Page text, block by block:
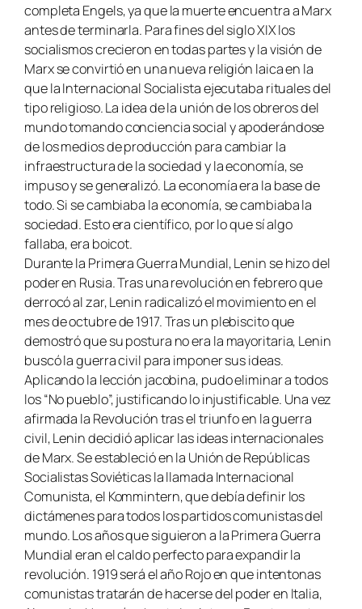
completa Engels, ya que la muerte encuentra a Marx
antes de terminarla. Para fines del siglo XIX los
socialismos crecieron en todas partes y la visión de
Marx se convirtió en una nueva religión laica en la
que la Internacional Socialista ejecutaba rituales del
tipo religioso. La idea de la unión de los obreros del
mundo tomando conciencia social y apoderándose
de los medios de producción para cambiar la
infraestructura de la sociedad y la economía, se
impuso y se generalizó. La economía era la base de
todo. Si se cambiaba la economía, se cambiaba la
sociedad. Esto era científico, por lo que sí algo
fallaba, era boicot.
Durante la Primera Guerra Mundial, Lenin se hizo del
poder en Rusia. Tras una revolución en febrero que
derrocó al zar, Lenin radicalizó el movimiento en el
mes de octubre de 1917. Tras un plebiscito que
demostró que su postura no era la mayoritaria, Lenin
buscó la guerra civil para imponer sus ideas.
Aplicando la lección jacobina, pudo eliminar a todos
los “No pueblo”, justificando lo injustificable. Una vez
afirmada la Revolución tras el triunfo en la guerra
civil, Lenin decidió aplicar las ideas internacionales
de Marx. Se estableció en la Unión de Repúblicas
Socialistas Soviéticas la llamada Internacional
Comunista, el Kommintern, que debía definir los
dictámenes para todos los partidos comunistas del
mundo. Los años que siguieron a la Primera Guerra
Mundial eran el caldo perfecto para expandir la
revolución. 1919 será el año Rojo en que intentonas
comunistas tratarán de hacerse del poder en Italia,